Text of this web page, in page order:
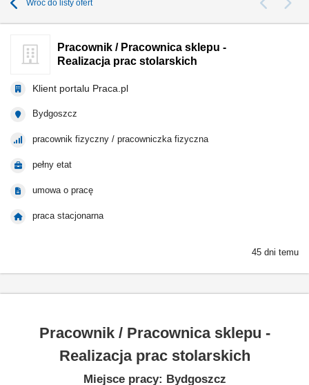
Wróć do listy ofert
Pracownik / Pracownica sklepu -
Realizacja prac stolarskich
Klient portalu Praca.pl
Bydgoszcz
pracownik fizyczny / pracowniczka fizyczna
pełny etat
umowa o pracę
praca stacjonarna
45 dni temu
Pracownik / Pracownica sklepu -
Realizacja prac stolarskich
Miejsce pracy: Bydgoszcz